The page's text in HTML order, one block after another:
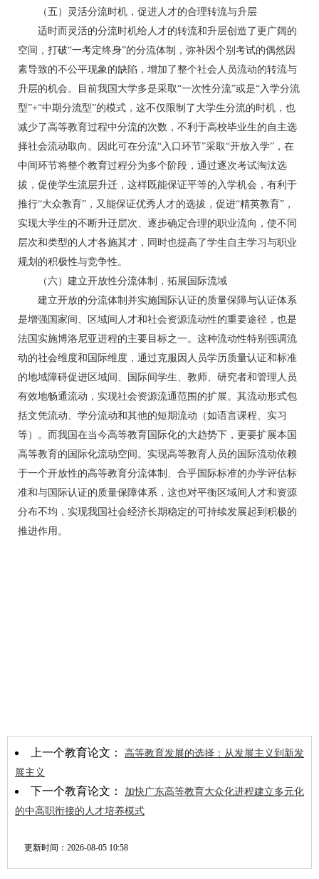
（五）灵活分流时机，促进人才的合理转流与升层
适时而灵活的分流时机给人才的转流和升层创造了更广阔的
空间，打破“一考定终身”的分流体制，弥补因个别考试的偶然因
素导致的不公平现象的缺陷，增加了整个社会人员流动的转流与
升层的机会。目前我国大学多是采取“一次性分流”或是“入学分流
型”+“中期分流型”的模式，这不仅限制了大学生分流的时机，也
减少了高等教育过程中分流的次数，不利于高校毕业生的自主选
择社会流动取向。因此可在分流“入口环节”采取“开放入学”，在
中间环节将整个教育过程分为多个阶段，通过逐次考试淘汰选
拔，促使学生流层升迁，这样既能保证平等的入学机会，有利于
推行“大众教育”，又能保证优秀人才的选拔，促进“精英教育”，
实现大学生的不断升迁层次、逐步确定合理的职业流向，使不同
层次和类型的人才各施其才，同时也提高了学生自主学习与职业
规划的积极性与竞争性。
（六）建立开放性分流体制，拓展国际流域
建立开放的分流体制并实施国际认证的质量保障与认证体系
是增强国家间、区域间人才和社会资源流动性的重要途径，也是
法国实施博洛尼亚进程的主要目标之一。这种流动性特别强调流
动的社会维度和国际维度，通过克服因人员学历质量认证和标准
的地域障碍促进区域间、国际间学生、教师、研究者和管理人员
有效地畅通流动，实现社会资源流通范围的扩展。其流动形式包
括文凭流动、学分流动和其他的短期流动（如语言课程、实习
等）。而我国在当今高等教育国际化的大趋势下，更要扩展本国
高等教育的国际化流动空间。实现高等教育人员的国际流动依赖
于一个开放性的高等教育分流体制、合乎国际标准的办学评估标
准和与国际认证的质量保障体系，这也对平衡区域间人才和资源
分布不均，实现我国社会经济长期稳定的可持续发展起到积极的
推进作用。
上一个教育论文： 高等教育发展的选择：从发展主义到新发
展主义
下一个教育论文：
加快广东高等教育大众化进程建立多元化
的中高职衔接的人才培养模式
更新时间： 2026-08-05 10:58